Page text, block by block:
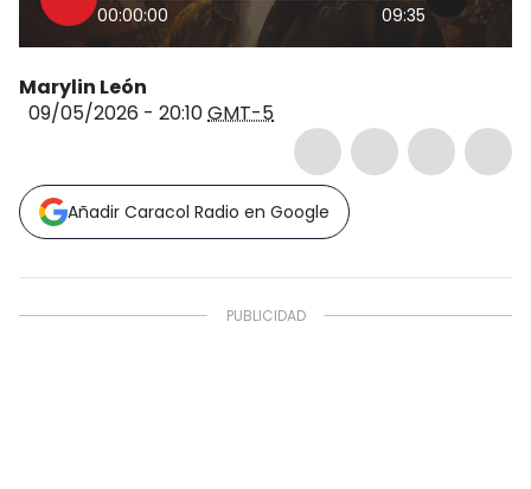
00:00:00 09:35
Marylin León
09/05/2026 - 20:10GMT-5
Añadir Caracol Radio en Google